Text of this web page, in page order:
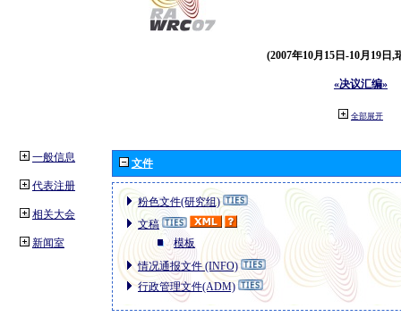
(2007年10月15日-10月19日,
«决议汇编»
全部展开
一般信息
代表注册
相关大会
新闻室
文件
粉色文件(研究组)
文稿
模板
情况通报文件 (INFO)
行政管理文件(ADM)